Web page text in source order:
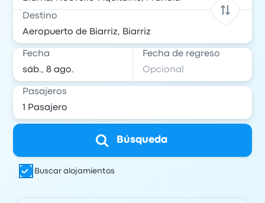
Destino
Fecha Fecha de regreso
Pasajeros
Búsqueda
Buscar alojamientos